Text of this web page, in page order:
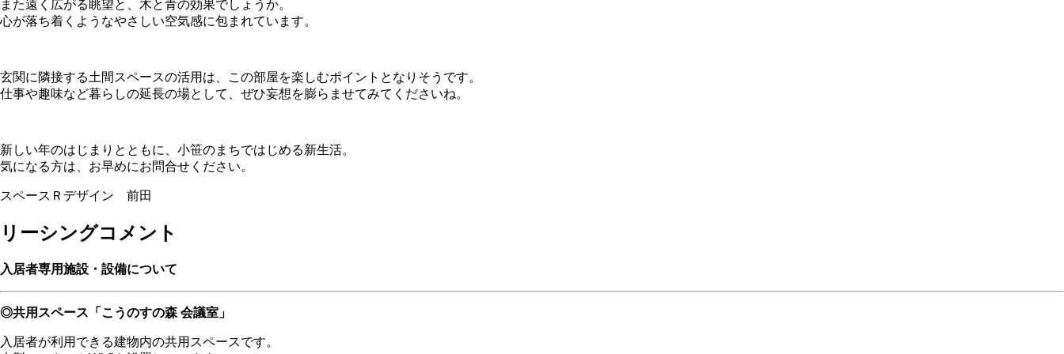
また遠く広がる眺望と、木と青の効果でしょうか。
心が落ち着くようなやさしい空気感に包まれています。
玄関に隣接する土間スペースの活用は、この部屋を楽しむポイントとなりそうです。
仕事や趣味など暮らしの延長の場として、ぜひ妄想を膨らませてみてくださいね。
新しい年のはじまりとともに、小笹のまちではじめる新生活。
気になる方は、お早めにお問合せください。
スペースＲデザイン 前田
リーシングコメント
入居者専用施設・設備について
◎共用スペース「こうのすの森 会議室」
入居者が利用できる建物内の共用スペースです。